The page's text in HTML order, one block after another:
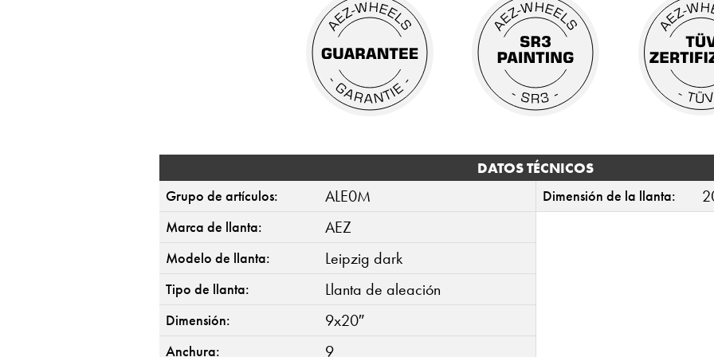
DATOS TÉCNICOS
Grupo de artículos:
ALE0M
Marca de llanta: AEZ
Modelo de llanta: Leipzig dark
Tipo de llanta: Llanta de aleación
Dimensión: 9x20″
Anchura: 9
Dimensión de la llanta: